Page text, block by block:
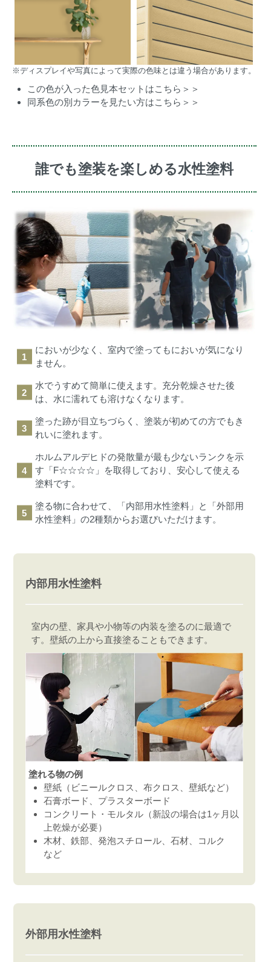
※ディスプレイや写真によって実際の色味とは違う場合があります。
この色が入った色見本セットはこちら＞＞
同系色の別カラーを見たい方はこちら＞＞
誰でも塗装を楽しめる水性塗料
においが少なく、室内で塗ってもにおいが気になり
ません。
水でうすめて簡単に使えます。充分乾燥させた後
は、水に濡れても溶けなくなります。
塗った跡が目立ちづらく、塗装が初めての方でもき
れいに塗れます。
ホルムアルデヒドの発散量が最も少ないランクを示
す「F☆☆☆☆」を取得しており、安心して使える
塗料です。
塗る物に合わせて、「内部用水性塗料」と「外部用
水性塗料」の2種類からお選びいただけます。
内部用水性塗料
室内の壁、家具や小物等の内装を塗るのに最適で
す。壁紙の上から直接塗ることもできます。
塗れる物の例
壁紙（ビニールクロス、布クロス、壁紙など）
石膏ボード、プラスターボード
コンクリート・モルタル（新設の場合は1ヶ月以
上乾燥が必要）
木材、鉄部、発泡スチロール、石材、コルク
など
外部用水性塗料